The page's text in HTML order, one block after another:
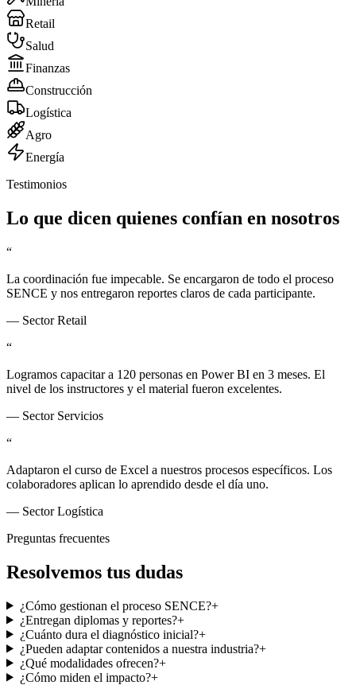
Retail
Salud
Finanzas
Construcción
Logística
Agro
Energía
Testimonios
Lo que dicen quienes confían en nosotros
“
La coordinación fue impecable. Se encargaron de todo el proceso
SENCE y nos entregaron reportes claros de cada participante.
— Sector Retail
“
Logramos capacitar a 120 personas en Power BI en 3 meses. El
nivel de los instructores y el material fueron excelentes.
— Sector Servicios
“
Adaptaron el curso de Excel a nuestros procesos específicos. Los
colaboradores aplican lo aprendido desde el día uno.
— Sector Logística
Preguntas frecuentes
Resolvemos tus dudas
¿Cómo gestionan el proceso SENCE?+
¿Entregan diplomas y reportes?+
¿Cuánto dura el diagnóstico inicial?+
¿Pueden adaptar contenidos a nuestra industria?+
¿Qué modalidades ofrecen?+
¿Cómo miden el impacto?+